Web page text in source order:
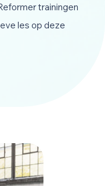
trainingen
les op deze